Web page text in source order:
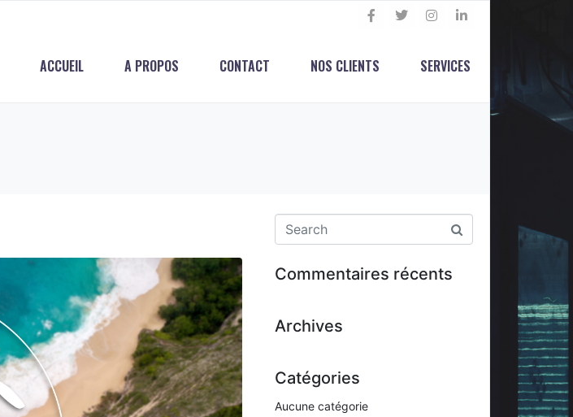
ACCUEIL A PROPOS CONTACT NOS CLIENTS SERVICES
Commentaires récents
Archives
Catégories
Aucune catégorie